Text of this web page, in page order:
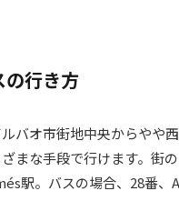
の行き方
バオ市街地中央からやや
まな手段で行けます。街
駅。バスの場合、28番、